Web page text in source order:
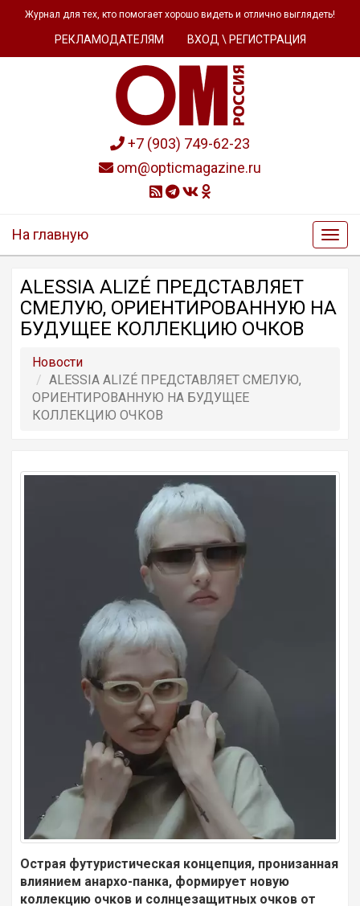
Журнал для тех, кто помогает хорошо видеть и отлично выглядеть!
РЕКЛАМОДАТЕЛЯМ ВХОД \ РЕГИСТРАЦИЯ
+7 (903) 749-62-23
om@opticmagazine.ru
На главную
ALESSIA ALIZÉ ПРЕДСТАВЛЯЕТ
СМЕЛУЮ, ОРИЕНТИРОВАННУЮ НА
БУДУЩЕЕ КОЛЛЕКЦИЮ ОЧКОВ
Новости
ALESSIA ALIZÉ ПРЕДСТАВЛЯЕТ СМЕЛУЮ,
ОРИЕНТИРОВАННУЮ НА БУДУЩЕЕ
КОЛЛЕКЦИЮ ОЧКОВ
Острая футуристическая концепция, пронизанная
влиянием анархо-панка, формирует новую
коллекцию очков и солнцезащитных очков от